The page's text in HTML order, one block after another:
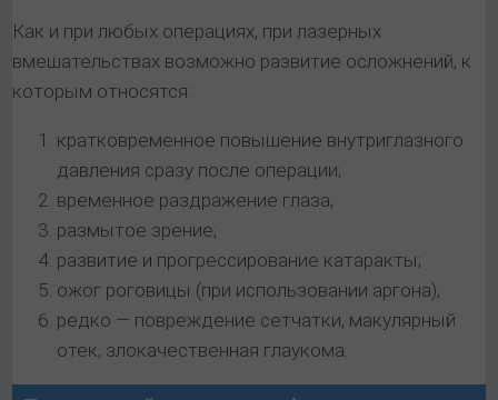
Как и при любых операциях, при лазерных
вмешательствах возможно развитие осложнений, к
которым относятся:
кратковременное повышение внутриглазного
давления сразу после операции;
временное раздражение глаза;
размытое зрение;
развитие и прогрессирование катаракты;
ожог роговицы (при использовании аргона);
редко — повреждение сетчатки, макулярный
отек, злокачественная глаукома.